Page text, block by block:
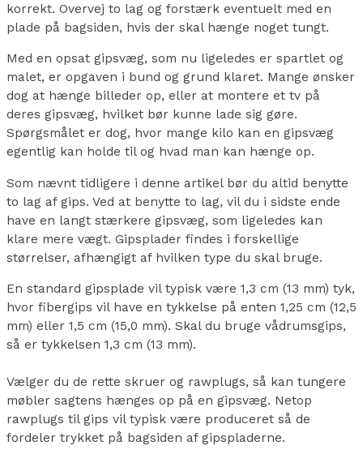
korrekt. Overvej to lag og forstærk eventuelt med en
plade på bagsiden, hvis der skal hænge noget tungt.
Med en opsat gipsvæg, som nu ligeledes er spartlet og
malet, er opgaven i bund og grund klaret. Mange ønsker
dog at hænge billeder op, eller at montere et tv på
deres gipsvæg, hvilket bør kunne lade sig gøre.
Spørgsmålet er dog, hvor mange kilo kan en gipsvæg
egentlig kan holde til og hvad man kan hænge op.
Som nævnt tidligere i denne artikel bør du altid benytte
to lag af gips. Ved at benytte to lag, vil du i sidste ende
have en langt stærkere gipsvæg, som ligeledes kan
klare mere vægt. Gipsplader findes i forskellige
størrelser, afhængigt af hvilken type du skal bruge.
En standard gipsplade vil typisk være 1,3 cm (13 mm) tyk,
hvor fibergips vil have en tykkelse på enten 1,25 cm (12,5
mm) eller 1,5 cm (15,0 mm). Skal du bruge vådrumsgips,
så er tykkelsen 1,3 cm (13 mm).
Vælger du de rette skruer og rawplugs, så kan tungere
møbler sagtens hænges op på en gipsvæg. Netop
rawplugs til gips vil typisk være produceret så de
fordeler trykket på bagsiden af gipspladerne.